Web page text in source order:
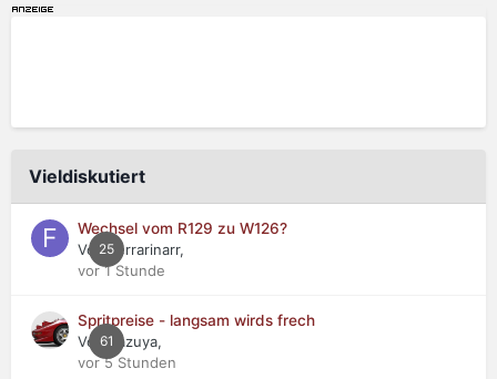
Vieldiskutiert
25
Wechsel vom R129 zu W126?
Von Ferrarinarr,
vor 1 Stunde
61
Spritpreise - langsam wirds frech
Von Kazuya,
vor 5 Stunden